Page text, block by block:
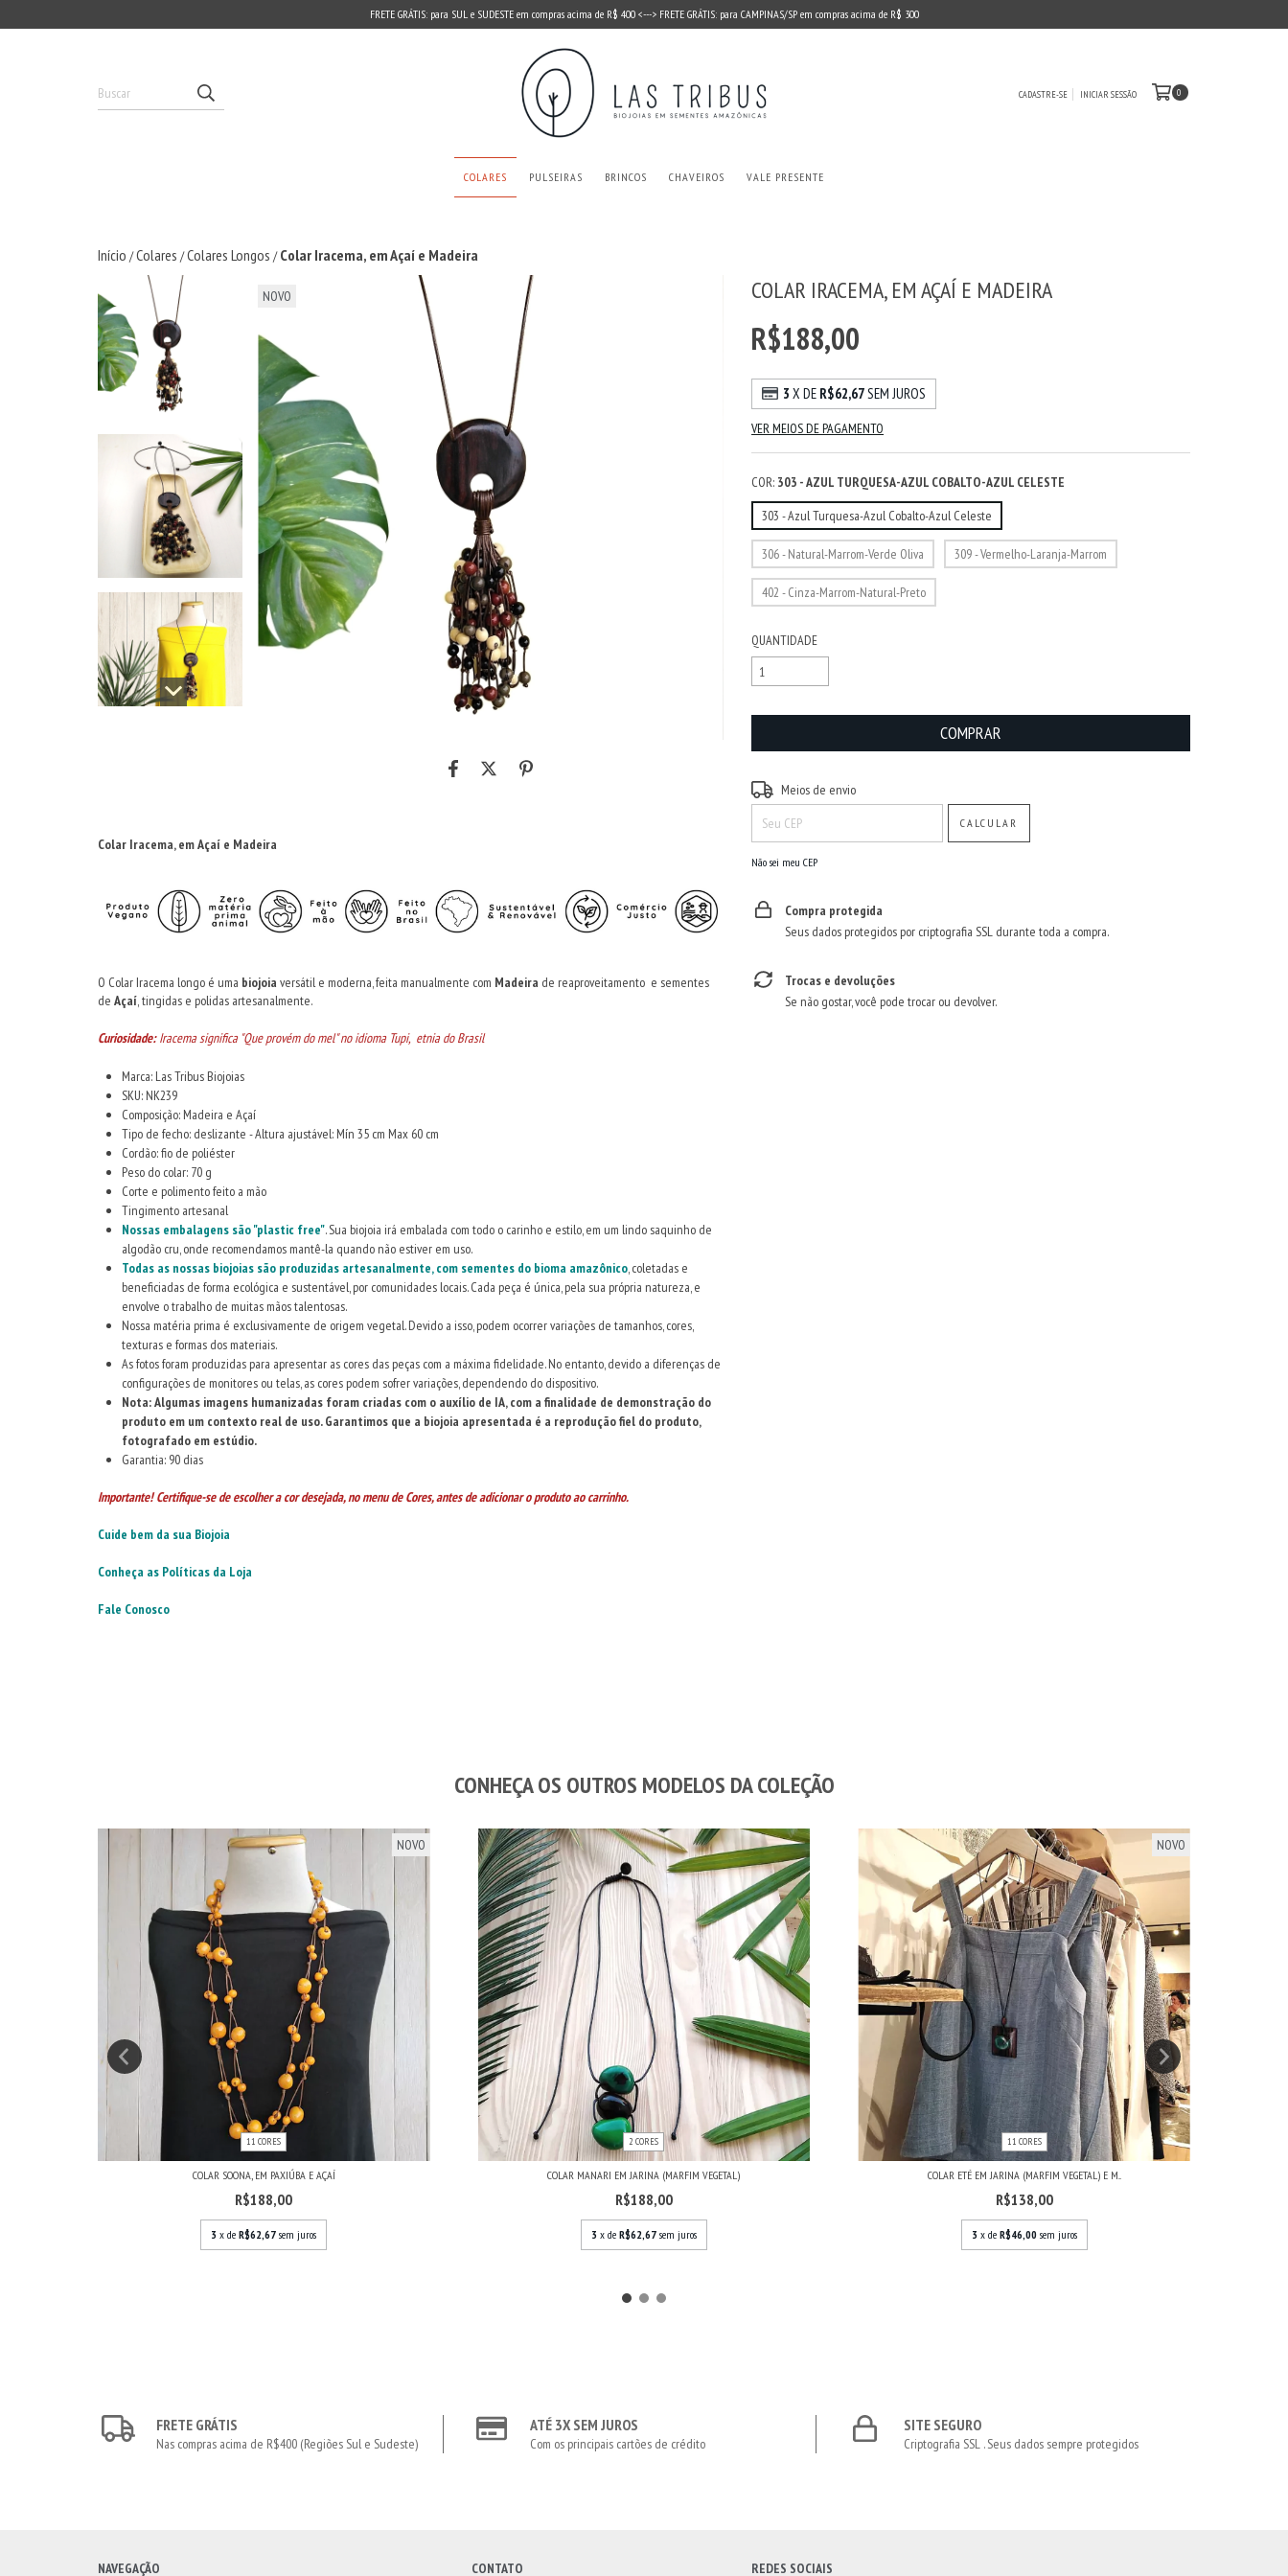
FRETE GRÁTIS: para SUL e SUDESTE em compras acima de R$ 400 <---> FRETE GRÁTIS: para CAMPINAS/SP em compras acima de R$ 300
CADASTRE-SE INICIAR SESSÃO 0
COLARES PULSEIRAS BRINCOS CHAVEIROS VALE PRESENTE
Início /Colares /Colares Longos / Colar Iracema, em Açaí e Madeira
NOVO
Colar Iracema, em Açaí e Madeira
O Colar Iracema longo é uma biojoia versátil e moderna, feita manualmente com Madeira de reaproveitamento e sementes
de Açaí,tingidas e polidas artesanalmente.
Curiosidade:Iracema significa "Que provém do mel" no idioma Tupi, etnia do Brasil
Marca: Las Tribus Biojoias
SKU: NK239
Composição: Madeira e Açaí
Tipo de fecho: deslizante - Altura ajustável: Mín 35 cm Max 60 cm
Cordão: fio de poliéster
Peso do colar: 70 g
Corte e polimento feito a mão
Tingimento artesanal
Nossas embalagens são "plastic free". Sua biojoia irá embalada com todo o carinho e estilo, em um lindo saquinho de
algodão cru, onde recomendamos mantê-la quando não estiver em uso.
Todas as nossas biojoias são produzidas artesanalmente, com sementes do bioma amazônico, coletadas e
beneficiadas de forma ecológica e sustentável, por comunidades locais. Cada peça é única, pela sua própria natureza, e
envolve o trabalho de muitas mãos talentosas.
Nossa matéria prima é exclusivamente de origem vegetal. Devido a isso, podem ocorrer variações de tamanhos, cores,
texturas e formas dos materiais.
As fotos foram produzidas para apresentar as cores das peças com a máxima fidelidade. No entanto, devido a diferenças de
configurações de monitores ou telas, as cores podem sofrer variações, dependendo do dispositivo.
Nota: Algumas imagens humanizadas foram criadas com o auxílio de IA, com a finalidade de demonstração do
produto em um contexto real de uso. Garantimos que a biojoia apresentada é a reprodução fiel do produto,
fotografado em estúdio.
Garantia: 90 dias
Importante! Certifique-se de escolher a cor desejada, no menu de Cores, antes de adicionar o produto ao carrinho.
Cuide bem da sua Biojoia
Conheça as Políticas da Loja
Fale Conosco
COLAR IRACEMA, EM AÇAÍ E MADEIRA
R$188,00
3 X DE R$62,67SEM JUROS
VER MEIOS DE PAGAMENTO
COR: 303 - AZUL TURQUESA-AZUL COBALTO-AZUL CELESTE
303 - Azul Turquesa-Azul Cobalto-Azul Celeste
306 - Natural-Marrom-Verde Oliva 309 - Vermelho-Laranja-Marrom
402 - Cinza-Marrom-Natural-Preto
QUANTIDADE
Entregas para o CEP:
Meios de envio
CALCULAR
Não sei meu CEP
Compra protegida
Seus dados protegidos por criptografia SSL durante toda a compra.
Trocas e devoluções
Se não gostar, você pode trocar ou devolver.
CONHEÇA OS OUTROS MODELOS DA COLEÇÃO
NOVO
11 CORES
COLAR SOONA, EM PAXIÚBA E AÇAÍ
R$188,00
3 x deR$62,67 sem juros
2 CORES
COLAR MANARI EM JARINA (MARFIM VEGETAL)
R$188,00
3 x de R$62,67 sem juros
NOVO
11 CORES
COLAR ETÉ EM JARINA (MARFIM VEGETAL) E M...
R$138,00
3 x de R$46,00 sem juros
FRETE GRÁTIS
Nas compras acima de R$400 (Regiões Sul e Sudeste)
ATÉ 3X SEM JUROS
Com os principais cartões de crédito
SITE SEGURO
Criptografia SSL . Seus dados sempre protegidos
NAVEGAÇÃO CONTATO REDES SOCIAIS